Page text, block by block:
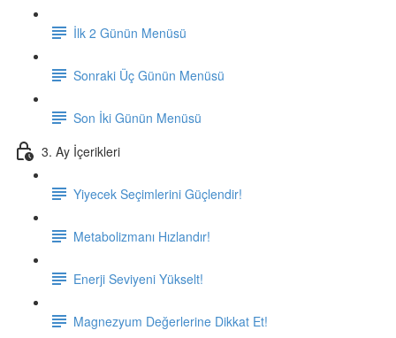
İlk 2 Günün Menüsü
Sonraki Üç Günün Menüsü
Son İki Günün Menüsü
3. Ay İçerikleri
Yiyecek Seçimlerini Güçlendir!
Metabolizmanı Hızlandır!
Enerji Seviyeni Yükselt!
Magnezyum Değerlerine Dikkat Et!